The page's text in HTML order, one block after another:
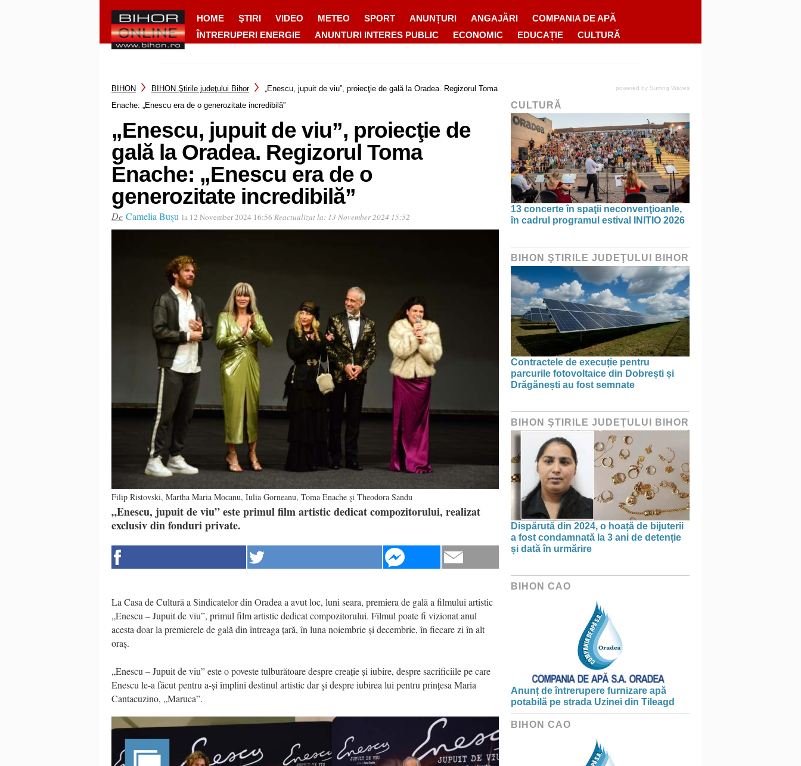
HOME ŞTIRI VIDEO METEO SPORT ANUNȚURI ANGAJĂRI
COMPANIA DE APĂ
ÎNTRERUPERI ENERGIE
ANUNTURI INTERES PUBLIC ECONOMIC EDUCAȚIE CULTURĂ
BIHON BIHON Ştirile judeţului Bihor
„Enescu, jupuit de viu”, proiecţie de gală la Oradea. Regizorul Toma
Enache: „Enescu era de o generozitate incredibilă”
„Enescu, jupuit de viu”, proiecţie de
gală la Oradea. Regizorul Toma
Enache: „Enescu era de o
generozitate incredibilă”
De Camelia Buşu la 12 November 2024 16:56 Reactualizat la: 13 November 2024 15:52
Filip Ristovski, Martha Maria Mocanu, Iulia Gorneanu, Toma Enache şi Theodora Sandu
„Enescu, jupuit de viu” este primul film artistic dedicat compozitorului, realizat
exclusiv din fonduri private.
La Casa de Cultură a Sindicatelor din Oradea a avut loc, luni seara, premiera de gală a filmului artistic
„Enescu – Jupuit de viu”, primul film artistic dedicat compozitorului. Filmul poate fi vizionat anul
acesta doar la premierele de gală din întreaga țară, în luna noiembrie și decembrie, în fiecare zi în alt
oraș.
„Enescu – Jupuit de viu” este o poveste tulburătoare despre creație și iubire, despre sacrificiile pe care
Enescu le-a făcut pentru a-și împlini destinul artistic dar şi despre iubirea lui pentru prințesa Maria
Cantacuzino, „Maruca”.
powered by Surfing Waves
CULTURĂ
13 concerte în spaţii neconvenţioanle,
în cadrul programul estival INITIO 2026
BIHON ŞTIRILE JUDEŢULUI BIHOR
Contractele de execuție pentru
parcurile fotovoltaice din Dobrești și
Drăgănești au fost semnate
BIHON ŞTIRILE JUDEŢULUI BIHOR
Dispărută din 2024, o hoață de bijuterii
a fost condamnată la 3 ani de detenție
și dată în urmărire
BIHON CAO
Anunț de întrerupere furnizare apă
potabilă pe strada Uzinei din Tileagd
BIHON CAO